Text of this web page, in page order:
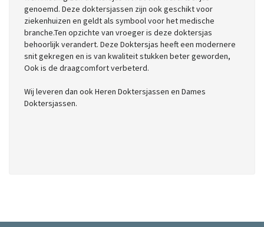
genoemd. Deze doktersjassen zijn ook geschikt voor
ziekenhuizen en geldt als symbool voor het medische
branche.Ten opzichte van vroeger is deze doktersjas
behoorlijk verandert. Deze Doktersjas heeft een modernere
snit gekregen en is van kwaliteit stukken beter geworden,
Ook is de draagcomfort verbeterd.
Wij leveren dan ook Heren Doktersjassen en Dames
Doktersjassen.